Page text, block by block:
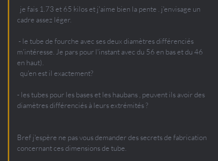
je fais 1.73 et 65 kilos et j'aime bien la pente . j'envisage un
cadre assez léger.
- le tube de fourche avec ses deux diamètres différenciés
m’intéresse. Je pars pour l'instant avec du 56 en bas et du 46
en haut).
qu'en est il exactement?
- les tubes pour les bases et les haubans , peuvent ils avoir des
diamètres différenciés à leurs extrémités ?
Bref j'espère ne pas vous demander des secrets de fabrication
concernant ces dimensions de tube.